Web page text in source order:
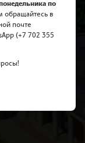
по
обращайтесь в
почте
(+7 702 355